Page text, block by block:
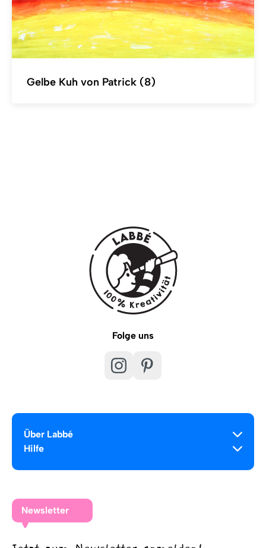
Gelbe Kuh von Patrick (8)
Folge uns
Über Labbé
Hilfe
Newsletter